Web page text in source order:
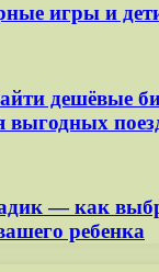
игры и
дешёвые
выгодных
— как
ребенка